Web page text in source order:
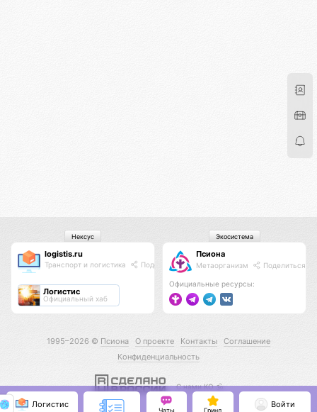
logistis.ru
Транспорт и логистика Поделиться
Логистис
Официальный хаб
Нексус
Псиона
Метаорганизм Поделиться
Официальные ресурсы:
Экосистема
1995–2026 © Псиона О проекте Контакты
Соглашение
Конфиденциальность
С нами КО 🕉️
Логистис
Чаты Гринд
Войти